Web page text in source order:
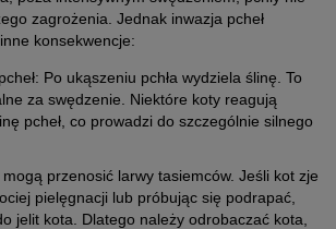
zagrożenia. Jednak inwazja pcheł
konsekwencje:
Po ukąszeniu pchła wydziela ślinę. To
za swędzenie. Niektóre koty reagują
pcheł, co prowadzi do szczególnie silnego
mogą przenosić larwy tasiemców. Jeśli kot zje
pielęgnacji lub próbując się podrapać,
jelit kota. Dlatego należy odrobaczać kota,